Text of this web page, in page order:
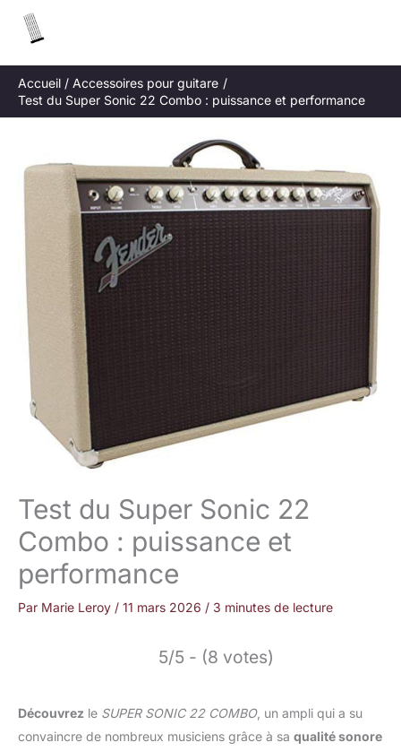
Accueil
Accessoires pour guitare
Test du Super Sonic 22 Combo : puissance et performance
Test du Super Sonic 22
Combo : puissance et
performance
Par Marie Leroy / 11 mars 2026 / 3 minutes de lecture
5/5 - (8 votes)
Découvrez le SUPER SONIC 22 COMBO, un ampli qui a su
convaincre de nombreux musiciens grâce à sa qualité sonore
h